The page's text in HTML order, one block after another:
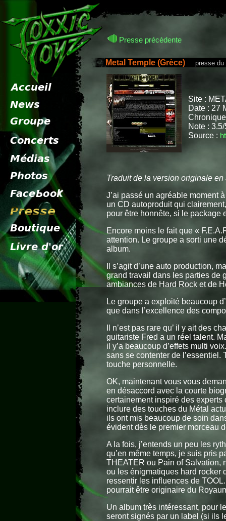
Presse précèdente
Metal Temple (Grèce) presse du
Site :
Date : 27
Note :
Source :
Traduit de la version originale en
J’ai passé un agréable moment
un CD autoproduit qui
pour être honnête, si le package
Encore moins le fait que «
attention. Le groupe a sorti une
album.
Il s’agit d’une auto production,
grand travail dans les parties de
ambiances de Hard Rock et de
Le groupe a exploité beaucoup
que dans l’excellence des
Il n’est pas rare qu’ il y ait des
guitariste Fred a un réel talent.
il y’a beaucoup d’effets multi
sans se contenter de l’essentiel.
touche personnelle.
OK, maintenant vous vous
en désaccord avec la courte
certainement inspiré des
inclure des touches du Métal
ils ont mis beaucoup de soin
évident dès le premier morceau
A la fois, j’entends un peu les
qu’en même temps, je suis pris
THEATER ou Pain of Salvation,
ou les énigmatiques hard rocker
ressentir les influences de
pourrait être originaire du
Un album très intéressant, pour
seront signés par un label (si ils